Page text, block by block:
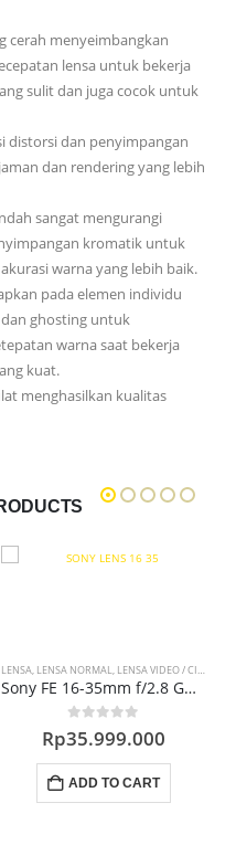
cerah menyeimbangkan
lensa untuk bekerja
sulit dan juga cocok untuk
distorsi dan penyimpangan
dan rendering yang lebih
sangat mengurangi
kromatik untuk
warna yang lebih baik.
pada elemen individu
ghosting untuk
warna saat bekerja
kuat.
menghasilkan kualitas
,LENSA,LENSA APS-C
LENSA, LENSA NORMAL, LENSA VIDEO / CINEMA
Sony FE 16-35mm f/2.8 GM II Lens (Sony E)
0 out of 5
Rp35.999.000
ADD TO CART